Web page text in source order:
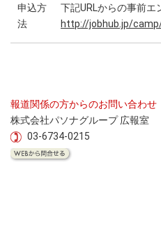
申込方
法
下記URLからの事前エ
http://jobhub.jp/
報道関係の方からのお問い合わせ
株式会社パソナグループ 広報室
03-6734-0215